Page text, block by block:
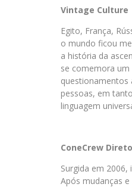
Vintage Culture
Egito, França,
o mundo ficou
a história da
se comemora
questionamentos
pessoas, em
linguagem
ConeCrew
Surgida em 2006,
Após mudanças